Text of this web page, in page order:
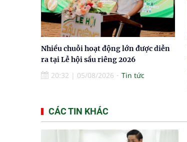
Nhiều chuỗi hoạt động lớn được diễn
ra tại Lễ hội sầu riêng 2026
20:32 | 05/08/2026 Tin tức
CÁC TIN KHÁC